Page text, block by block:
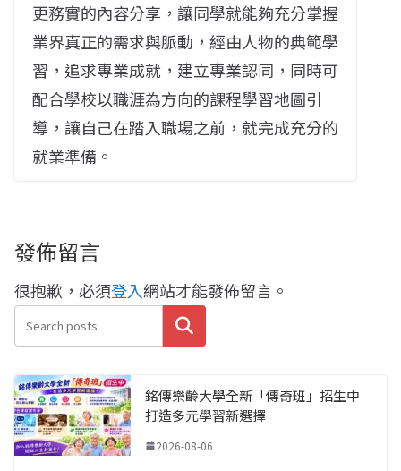
更務實的內容分享，讓同學就能夠充分掌握
業界真正的需求與脈動，經由人物的典範學
習，追求專業成就，建立專業認同，同時可
配合學校以職涯為方向的課程學習地圖引
導，讓自己在踏入職場之前，就完成充分的
就業準備。
發佈留言
很抱歉，必須登入網站才能發佈留言。
搜尋
銘傳樂齡大學全新「傳奇班」招生中
打造多元學習新選擇
2026-08-06